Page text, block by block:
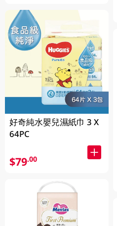
好奇純水嬰兒濕紙巾 3 X
64PC
$79.00